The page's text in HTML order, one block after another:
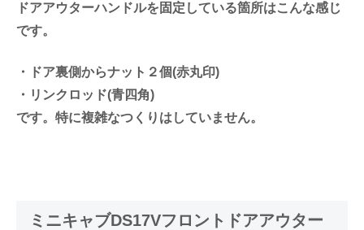
ドアアウターハンドルを固定している箇所はこんな感じ
です。
・ドア裏側からナット２個(赤丸印)
・リンクロッド(青四角)
です。特に複雑なつくりはしていません。
ミニキャブDS17Vフロントドアアウター